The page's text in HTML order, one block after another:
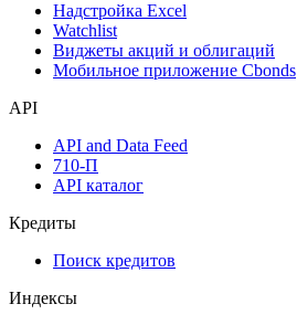
Надстройка Excel
Watchlist
Виджеты акций и облигаций
Мобильное приложение Cbonds
API
API and Data Feed
710-П
API каталог
Кредиты
Поиск кредитов
Индексы